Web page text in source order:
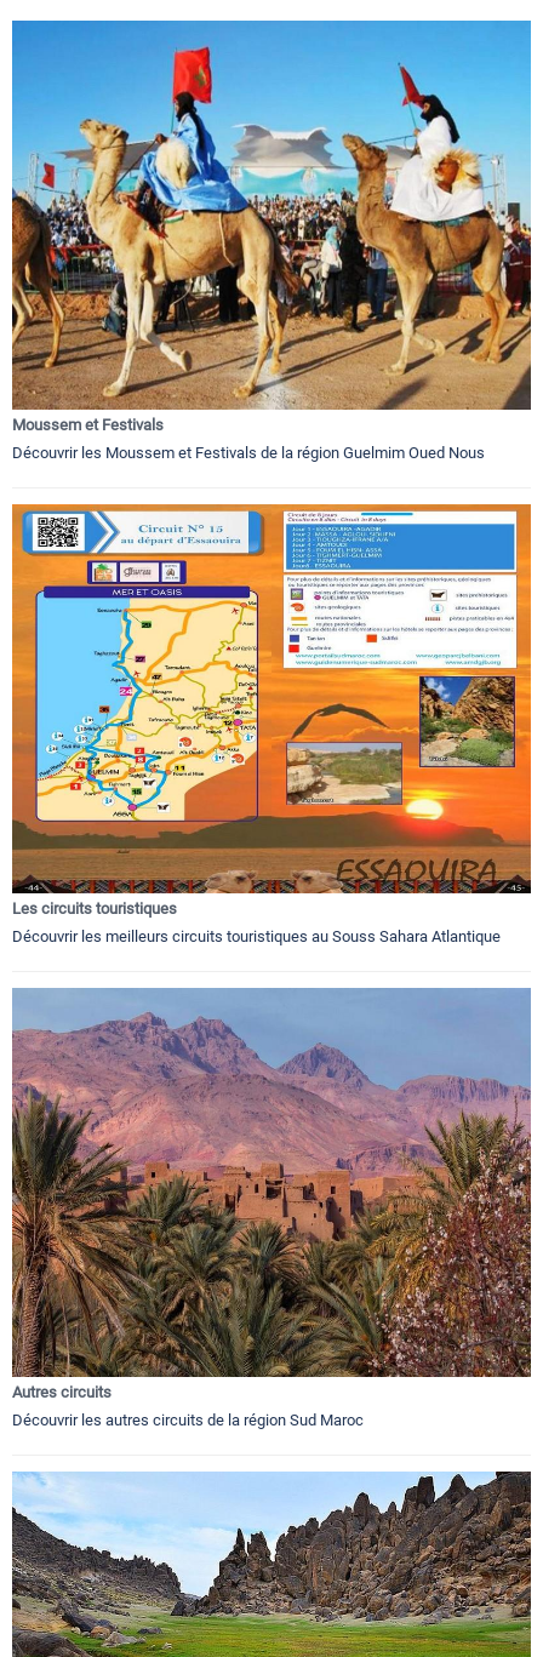
Moussem et Festivals
Découvrir les Moussem et Festivals de la région Guelmim Oued Nous
Les circuits touristiques
Découvrir les meilleurs circuits touristiques au Souss Sahara Atlantique
Autres circuits
Découvrir les autres circuits de la région Sud Maroc